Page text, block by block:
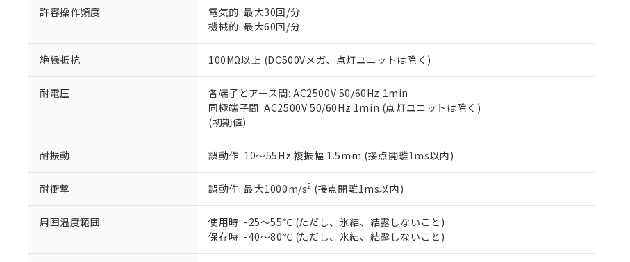
許容操作頻度
電気的: 最大30回/分
機械的: 最大60回/分
絶縁抵抗 100MΩ以上 (DC500Vメガ、点灯ユニットは除く)
耐電圧
各端子とアース間: AC2500V 50/60Hz 1min
同極端子間: AC2500V 50/60Hz 1min (点灯ユニットは除く)
(初期値)
耐振動 誤動作: 10～55Hz 複振幅 1.5mm (接点開離1ms以内)
耐衝撃 誤動作: 最大1000m/s2 (接点開離1ms以内)
周囲温度範囲
使用時: -25～55℃ (ただし、氷結、結露しないこと)
保存時: -40～80℃ (ただし、氷結、結露しないこと)
51物質の非含有証明書（当社基準）
※本証明書は発行日時点で非含有を証明するもので、過去に遡って非含有を証明するもの
また、RoHS指令のフタル酸エステル類４物質の対応では、対応完了までの期間は出荷
混在することから備考欄に対応日を記載しておりました。
既に当社にて対応品への在庫切替を完了していることから、特段のことがない限り、